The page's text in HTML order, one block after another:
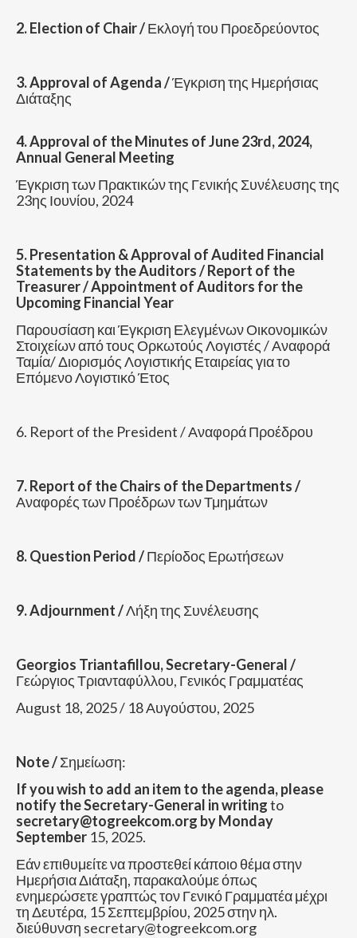
2. Election of Chair /Εκλογή του Προεδρεύοντος
3. Approval of Agenda /Έγκριση της Ημερήσιας
Διάταξης
4. Approval of the Minutes of June 23rd, 2024,
Annual General Meeting
Έγκριση των Πρακτικών της Γενικής Συνέλευσης της
23ης Ιουνίου, 2024
5. Presentation & Approval of Audited Financial
Statements by the Auditors / Report of the
Treasurer / Appointment of Auditors for the
Upcoming Financial Year
Παρουσίαση και Έγκριση Ελεγμένων Οικονομικών
Στοιχείων από τους Ορκωτούς Λογιστές / Αναφορά
Ταμία/ Διορισμός Λογιστικής Εταιρείας για το
Επόμενο Λογιστικό Έτος
6. Report of the President / Αναφορά Προέδρου
7. Report of the Chairs of the Departments /
Αναφορές των Προέδρων των Τμημάτων
8. Question Period /Περίοδος Ερωτήσεων
9. Adjournment /Λήξη της Συνέλευσης
Georgios Triantafillou, Secretary-General /
Γεώργιος Τριανταφύλλου, Γενικός Γραμματέας
August 18, 2025 / 18 Αυγούστου, 2025
Note /Σημείωση:
If you wish to add an item to the agenda, please
notify the Secretary-General in writingto
secretary@togreekcom.org by Monday
September 15, 2025.
Εάν επιθυμείτε να προστεθεί κάποιο θέμα στην
Ημερήσια Διάταξη, παρακαλούμε όπως
ενημερώσετε γραπτώς τον Γενικό Γραμματέα μέχρι
τη Δευτέρα, 15 Σεπτεμβρίου, 2025 στην ηλ.
διεύθυνση secretary@togreekcom.org